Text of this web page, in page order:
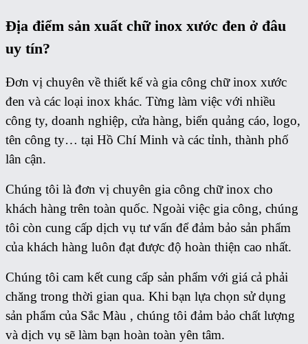
Địa điểm sản xuất chữ inox xước đen ở đâu
uy tín?
Đơn vị chuyên về thiết kế và gia công chữ inox xước
đen và các loại inox khác. Từng làm việc với nhiều
công ty, doanh nghiệp, cửa hàng, biển quảng cáo, logo,
tên công ty… tại Hồ Chí Minh và các tỉnh, thành phố
lân cận.
Chúng tôi là đơn vị chuyên gia công chữ inox cho
khách hàng trên toàn quốc. Ngoài việc gia công, chúng
tôi còn cung cấp dịch vụ tư vấn để đảm bảo sản phẩm
của khách hàng luôn đạt được độ hoàn thiện cao nhất.
Chúng tôi cam kết cung cấp sản phẩm với giá cả phải
chăng trong thời gian qua. Khi bạn lựa chọn sử dụng
sản phẩm của Sắc Màu , chúng tôi đảm bảo chất lượng
và dịch vụ sẽ làm bạn hoàn toàn yên tâm.